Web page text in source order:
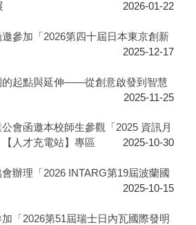
2026-01-22
參加「2026第四十屆日本東京創新
2025-12-17
的起點與延伸——從創意啟發到智慧
2025-11-25
會函邀本校師生參觀「2025 資訊月
人才充電站】專區
2025-10-30
辦理「2026 INTARG第19屆波蘭國
2025-10-15
「2026第51屆瑞士日內瓦國際發明